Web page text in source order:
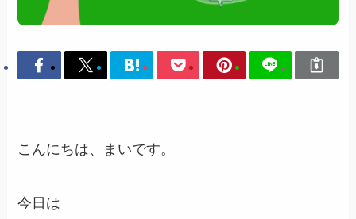
こんにちは、まいです。
今日は